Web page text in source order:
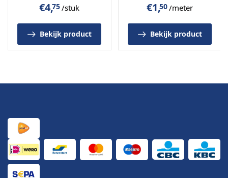
€4,75/stuk
Bekijk product
€1,50/meter
Bekijk product